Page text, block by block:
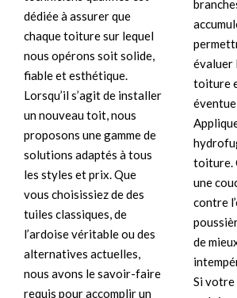
dédiée à assurer que
chaque toiture sur lequel
nous opérons soit solide,
fiable et esthétique.
Lorsqu’il s’agit de installer
un nouveau toit, nous
proposons une gamme de
solutions adaptés à tous
les styles et prix. Que
vous choisissiez de des
tuiles classiques, de
l’ardoise véritable ou des
alternatives actuelles,
nous avons le savoir-faire
requis pour accomplir un
évaluer
toiture
toiture.
une
contre
de
Si